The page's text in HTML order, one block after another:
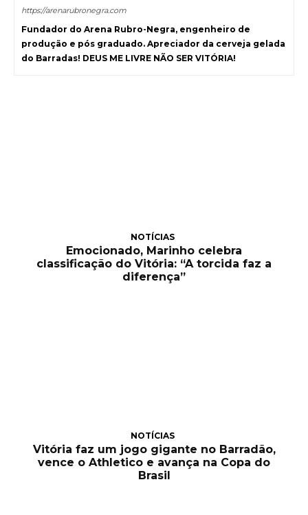
https://arenarubronegra.com
Fundador do Arena Rubro-Negra, engenheiro de
produção e pós graduado. Apreciador da cerveja gelada
do Barradas! DEUS ME LIVRE NÃO SER VITÓRIA!
NOTÍCIAS
Emocionado, Marinho celebra
classificação do Vitória: “A torcida faz a
diferença”
NOTÍCIAS
Vitória faz um jogo gigante no Barradão,
vence o Athletico e avança na Copa do
Brasil